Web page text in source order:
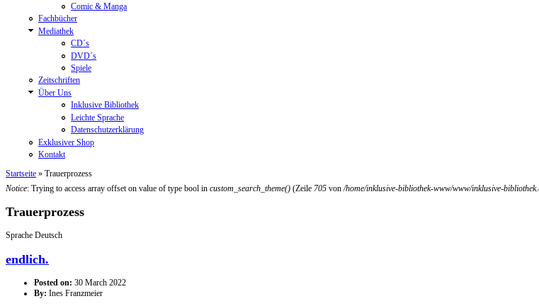
Comic & Manga
Fachbücher
Mediathek
CD´s
DVD´s
Spiele
Zeitschriften
Über Uns
Inklusive Bibliothek
Leichte Sprache
Datenschutzerklärung
Exklusiver Shop
Kontakt
Sie sind hier
Startseite » Trauerprozess
Notice: Trying to access array offset on value of type bool in custom_search_theme() (Zeile 705 von/home/inklusive-bibliothek-www/www/inklusive-
Trauerprozess
Sprache Deutsch
endlich.
Posted on: 30 March 2022
By: Ines Franzmeier